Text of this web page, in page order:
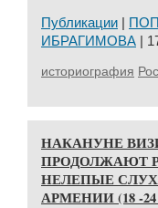
Публикации
ИБРАГИМОВА |
историография
НАКАНУНЕ
ПРОДОЛЖАЮТ
НЕЛЕПЫЕ
АРМЕНИИ (18 -24